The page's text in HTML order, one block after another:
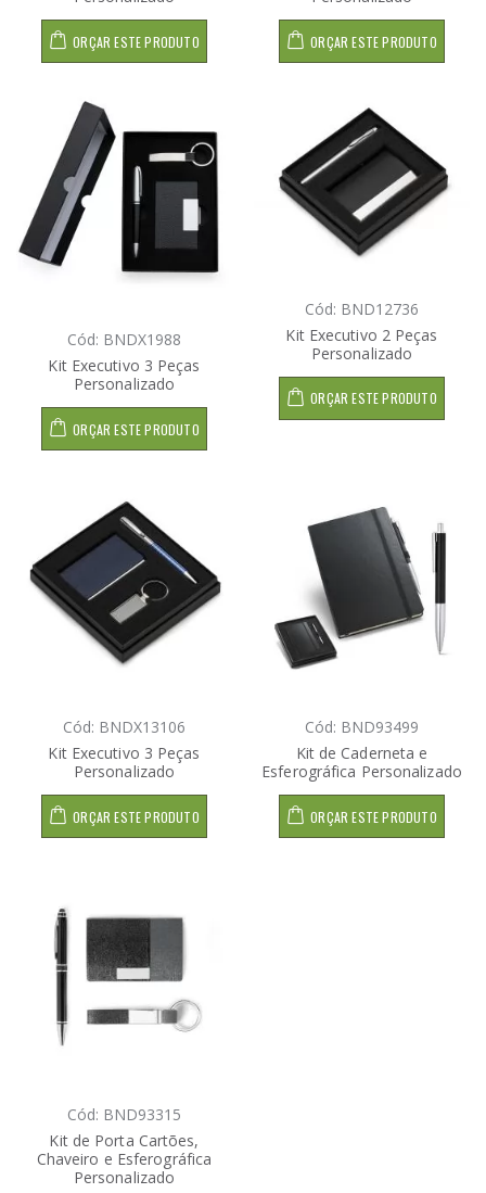
ORÇAR ESTE PRODUTO ORÇAR ESTE PRODUTO
Cód: BNDX1988
Kit Executivo 3 Peças
Personalizado
ORÇAR ESTE PRODUTO
Cód: BND12736
Kit Executivo 2 Peças
Personalizado
ORÇAR ESTE PRODUTO
Cód: BNDX13106
Kit Executivo 3 Peças
Personalizado
ORÇAR ESTE PRODUTO
Cód: BND93499
Kit de Caderneta e
Esferográfica Personalizado
ORÇAR ESTE PRODUTO
Cód: BND93315
Kit de Porta Cartões,
Chaveiro e Esferográfica
Personalizado